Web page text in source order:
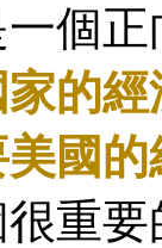
個
的
國
重